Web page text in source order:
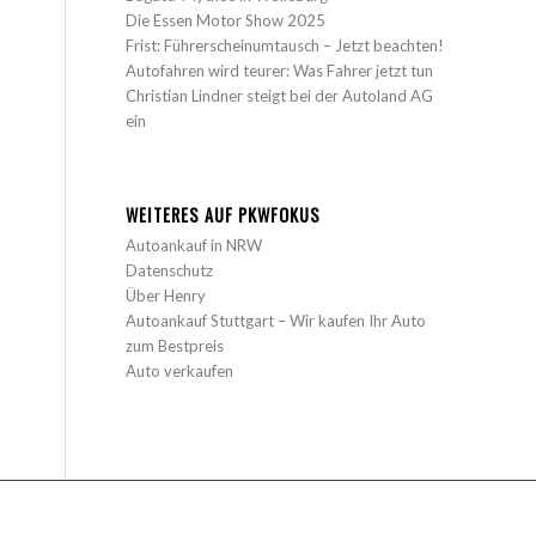
Die Essen Motor Show 2025
Frist: Führerscheinumtausch – Jetzt beachten!
Autofahren wird teurer: Was Fahrer jetzt tun
Christian Lindner steigt bei der Autoland AG
ein
WEITERES AUF PKWFOKUS
Autoankauf in NRW
Datenschutz
Über Henry
Autoankauf Stuttgart – Wir kaufen Ihr Auto
zum Bestpreis
Auto verkaufen